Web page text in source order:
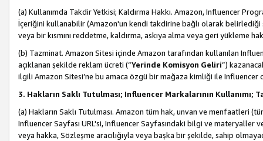
(a) Kullanımda Takdir Yetkisi; Kaldırma Hakkı. Amazon, Influencer
İçeriğini kullanabilir (Amazon'un kendi takdirine bağlı olarak belirlediği
veya bir kısmını reddetme, kaldırma, askıya alma veya geri yükleme
(b) Tazminat. Amazon Sitesi içinde Amazon tarafından kullanılan
açıklanan şekilde reklam ücreti (“Yerinde Komisyon Geliri”)
ilgili Amazon Sitesi’ne bu amaca özgü bir mağaza kimliği ile Influencer
3. Hakların Saklı Tutulması; Influencer Markalarının Kullanımı;
(a) Hakların Saklı Tutulması. Amazon tüm hak, unvan ve menfaatleri
Influencer Sayfası URL'si, Influencer Sayfasındaki bilgi ve materyaller
veya hakka, Sözleşme aracılığıyla veya başka bir şekilde, sahip